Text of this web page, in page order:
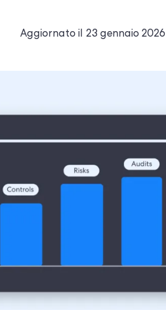
Aggiornato il 23 gennaio 2026